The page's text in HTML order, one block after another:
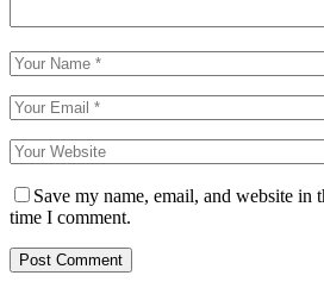
Save my name, email, and website in
time I comment.